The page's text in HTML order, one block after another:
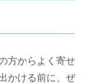
方からよく寄せ
かける前に、ぜ